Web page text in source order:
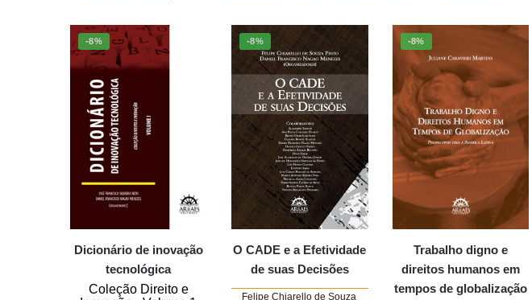
-8%
Dicionário de inovação
tecnológica
Coleção Direito e
-8%
O CADE e a Efetividade
de suas Decisões
Felipe Chiarello de Souza
-8%
Trabalho digno e
direitos humanos em
tempos de globalização